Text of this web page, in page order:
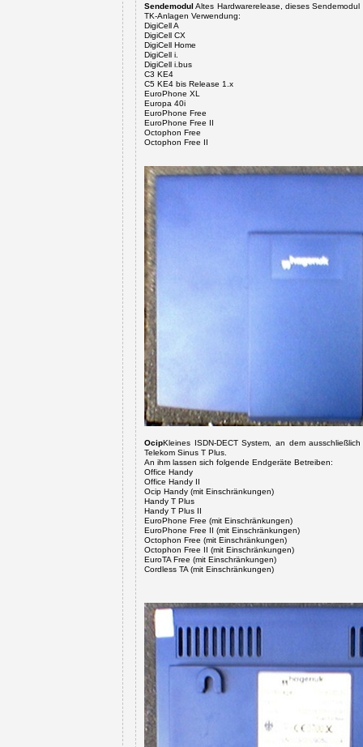
Sendemodul Altes Hardwarerelease, dieses
TK-Anlagen Verwendung:
DigiCell A
DigiCell CX
DigiCell Home
DigiCell i.
DigiCell i.bus
C3 KE4
C5 KE4 bis Release 1.x
EuroPhone XL
Europa 40i
EuroPhone Free
EuroPhone Free II
Octophon Free
Octophon Free II
OcipKleines ISDN-DECT System, an dem
Telekom Sinus T Plus.
An ihm lassen sich folgende Endgeräte Betreiben:
Office Handy
Office Handy II
Ocip Handy (mit Einschränkungen)
Handy T Plus
Handy T Plus II
EuroPhone Free (mit Einschränkungen)
EuroPhone Free II (mit Einschränkungen)
Octophon Free (mit Einschränkungen)
Octophon Free II (mit Einschränkungen)
EuroTA Free (mit Einschränkungen)
Cordless TA (mit Einschränkungen)